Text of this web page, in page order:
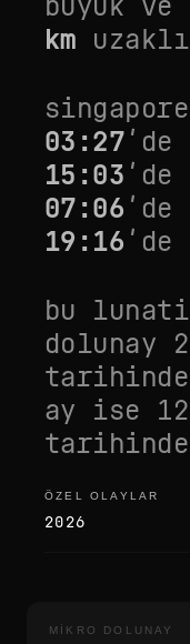
km
singapore
03:27
15:03
07:06
19:16
bu
dolunay
ay ise
özel olaylar
ÖZEL OLAYLAR
2026
MIKRO DOLUNAY